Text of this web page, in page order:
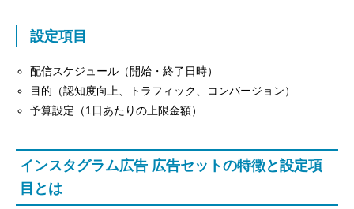
設定項目
配信スケジュール（開始・終了日時）
目的（認知度向上、トラフィック、コンバージョン）
予算設定（1日あたりの上限金額）
インスタグラム広告 広告セットの特徴と設定項
目とは